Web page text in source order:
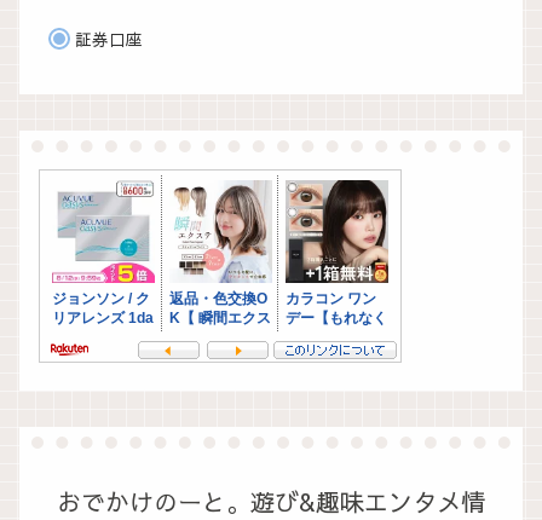
証券口座
おでかけのーと。遊び&趣味エンタメ情